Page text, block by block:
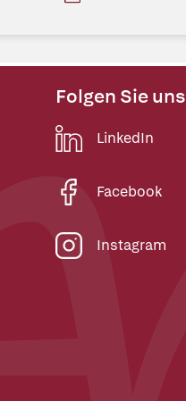
Folgen Sie uns
LinkedIn
Facebook
Instagram